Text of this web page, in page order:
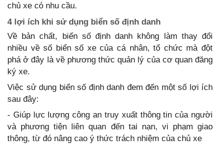
chủ xe có nhu cầu.
4 lợi ích khi sử dụng biển số định danh
Về bản chất, biển số định danh không làm thay đổi
nhiều về số biển số xe của cá nhân, tổ chức mà đột
phá ở đây là về phương thức quản lý của cơ quan đăng
ký xe.
Việc sử dụng biển số định danh đem đến một số lợi ích
sau đây:
- Giúp lực lượng công an truy xuất thông tin của người
và phương tiện liên quan đến tai nạn, vi phạm giao
thông, từ đó nâng cao ý thức trách nhiệm của chủ xe